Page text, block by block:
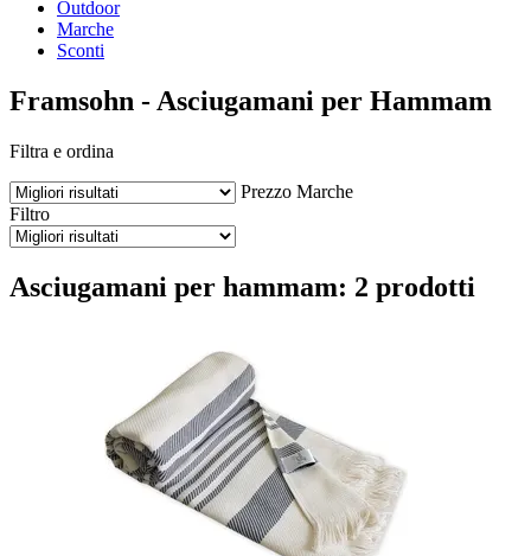
Outdoor
Marche
Sconti
Framsohn - Asciugamani per Hammam
Filtra e ordina
Prezzo Marche
Filtro
Asciugamani per hammam: 2 prodotti